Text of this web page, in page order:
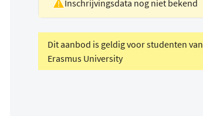
Locatie
Rotterdam
Inschrijvingsdata nog niet bekend
Dit aanbod is geldig voor studenten van
Erasmus University